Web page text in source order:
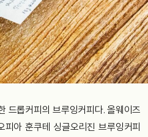
드롭커피의 브루잉커피다. 올웨이즈
피아 훈쿠테 싱글오리진 브루잉커피